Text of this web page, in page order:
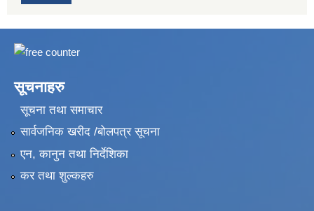
सूचनाहरु
सूचना तथा समाचार
सार्वजनिक खरीद /बोलपत्र सूचना
एन, कानुन तथा निर्देशिका
कर तथा शुल्कहरु